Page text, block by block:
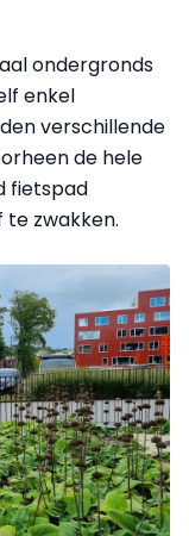
ondergronds
enkel
verschillende
de hele
fietspad
te zwakken.